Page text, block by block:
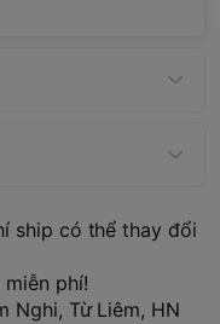
ship có thể thay đổi
phí!
Nghi, Từ Liêm, HN